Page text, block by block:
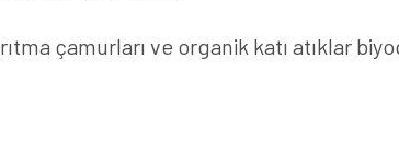
çamurları ve organik katı atıklar